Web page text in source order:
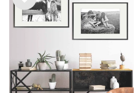
Wu
nsc